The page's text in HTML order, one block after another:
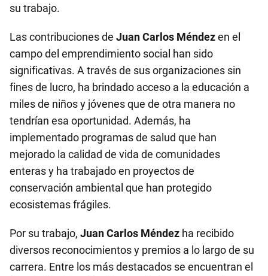
su trabajo.
Las contribuciones de Juan Carlos Méndezen el
campo del emprendimiento social han sido
significativas. A través de sus organizaciones sin
fines de lucro, ha brindado acceso a la educación a
miles de niños y jóvenes que de otra manera no
tendrían esa oportunidad. Además, ha
implementado programas de salud que han
mejorado la calidad de vida de comunidades
enteras y ha trabajado en proyectos de
conservación ambiental que han protegido
ecosistemas frágiles.
Por su trabajo, Juan Carlos Méndez ha recibido
diversos reconocimientos y premios a lo largo de su
carrera. Entre los más destacados se encuentran el